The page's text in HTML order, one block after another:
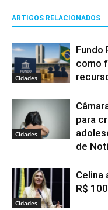
ARTIGOS RELACIONADOS
Cidades
Fundo
como
Cidades
para
de
Cidades
Celina
R$